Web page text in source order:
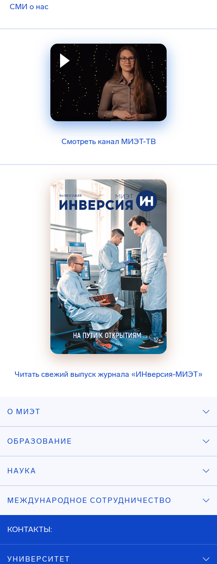
СМИ о нас
Смотреть канал МИЭТ-ТВ
Читать свежий выпуск журнала «ИНверсия-МИЭТ»
О МИЭТ
ОБРАЗОВАНИЕ
НАУКА
МЕЖДУНАРОДНОЕ СОТРУДНИЧЕСТВО
КОНТАКТЫ:
УНИВЕРСИТЕТ